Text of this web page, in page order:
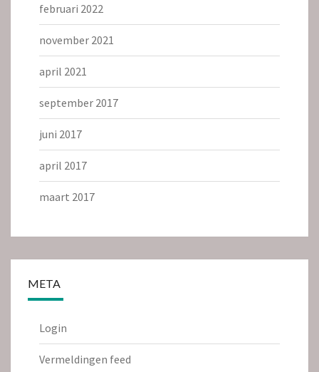
februari 2022
november 2021
april 2021
september 2017
juni 2017
april 2017
maart 2017
META
Login
Vermeldingen feed